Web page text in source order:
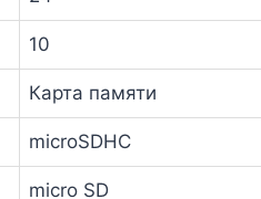
10
Карта памяти
microSDHC
micro SD